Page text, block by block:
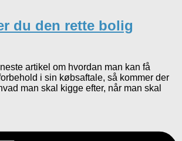
du den rette bolig
artikel om hvordan man kan få
i sin købsaftale, så kommer der
man skal kigge efter, når man skal